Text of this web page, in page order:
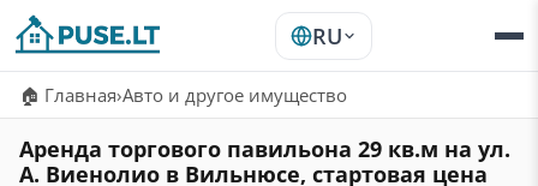
RU
🏠 Главная›Авто и другое имущество
Аренда торгового павильона 29 кв.м на ул.
А. Виенолио в Вильнюсе, стартовая цена